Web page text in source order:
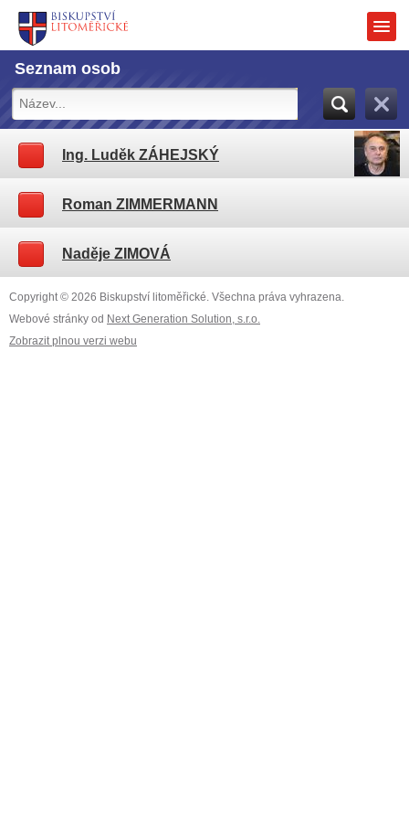
Seznam osob
Ing. Luděk ZÁHEJSKÝ
Roman ZIMMERMANN
Naděje ZIMOVÁ
Copyright © 2026 Biskupství litoměřické. Všechna práva vyhrazena.
Webové stránky od Next Generation Solution, s.r.o.
Zobrazit plnou verzi webu